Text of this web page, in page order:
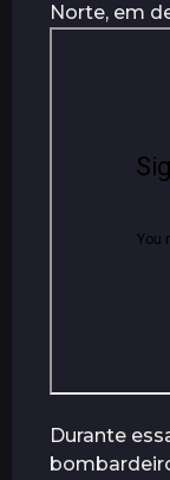
o
Norte, em
Durante